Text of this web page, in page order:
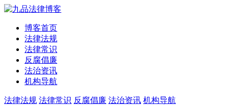
博客首页
法律法规
法律常识
反腐倡廉
法治资讯
机构导航
法律法规 法律常识 反腐倡廉 法治资讯 机构导航